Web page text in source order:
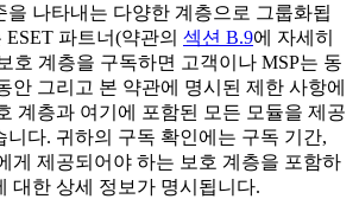
을 나타내는 다양한 계층으로 그룹화됩
ESET 파트너(약관의 섹션 B.9에 자세히
호 계층을 구독하면 고객이나 MSP는 동
안 그리고 본 약관에 명시된 제한 사항에
계층과 여기에 포함된 모든 모듈을 제공
니다. 귀하의 구독 확인에는 구독 기간,
게 제공되어야 하는 보호 계층을 포함하
대한 상세 정보가 명시됩니다.